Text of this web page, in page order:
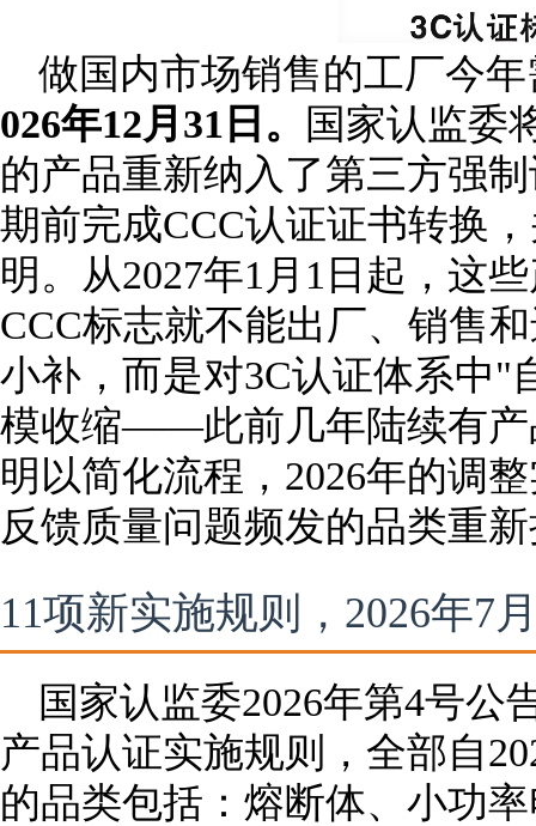
做国内市场销售的工厂今
026年12月31日。
国家认监委
的产品重新纳入了第三方强
期前完成CCC认证证书转换
明。从2027年1月1日起，这
CCC标志就不能出厂、销售
小补，而是对3C认证体系中"
模收缩——此前几年陆续有产
明以简化流程，2026年的调
反馈质量问题频发的品类重
11项新实施规则，2026年7
国家认监委2026年第4号公
产品认证实施规则，全部自
的品类包括：熔断体、小功